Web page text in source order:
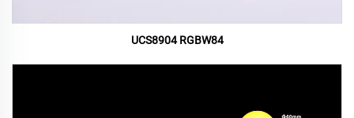
UCS8904 RGBW84